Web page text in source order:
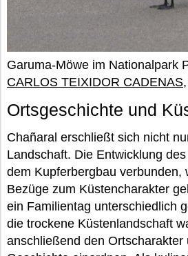
Garuma-Möwe im Nationalpark
CARLOS TEIXIDOR CADENAS,
Ortsgeschichte und
Chañaral erschließt sich nicht
Landschaft. Die Entwicklung
dem Kupferbergbau verbunden,
Bezüge zum Küstencharakter
ein Familientag unterschiedlich
die trockene Küstenlandschaft
anschließend den Ortscharakter